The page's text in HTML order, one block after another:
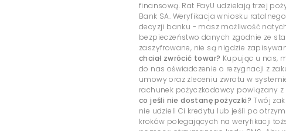
finansową. Rat PayU udzielają trzej
Bank SA. Weryfikacja wniosku
decyzji banku - masz możliwość
bezpieczeństwo danych zgodnie ze
zaszyfrowane, nie są nigdzie
chciał zwrócić towar? Kupując u nas,
do nas oświadczenie o rezygnacji z
umowy oraz zleceniu zwrotu w
rachunek pożyczkodawcy powiązany
co jeśli nie dostanę pożyczki? Twój
nie udzieli Ci kredytu lub jeśli po
kroków polegających na weryfikacji